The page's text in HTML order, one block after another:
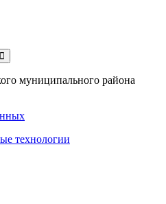
муниципального района
технологии